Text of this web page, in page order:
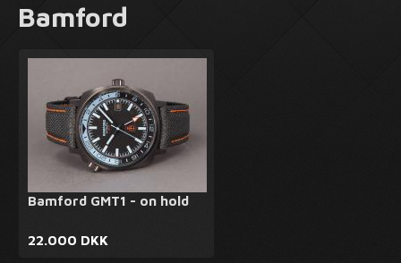
Bamford
Bamford GMT1 - on hold
22.000 DKK